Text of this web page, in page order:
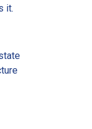
it.